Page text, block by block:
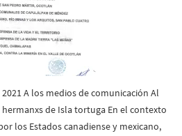
A los medios de comunicación Al
de Isla tortuga En el contexto
los Estados canadiense y mexicano,